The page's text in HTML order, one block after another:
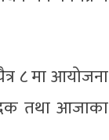
८ मा आयोजना
तथा आजाका